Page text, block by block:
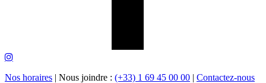
Nos horaires | Nous joindre : (+33) 1 69 45 00 00 | Contactez-nous